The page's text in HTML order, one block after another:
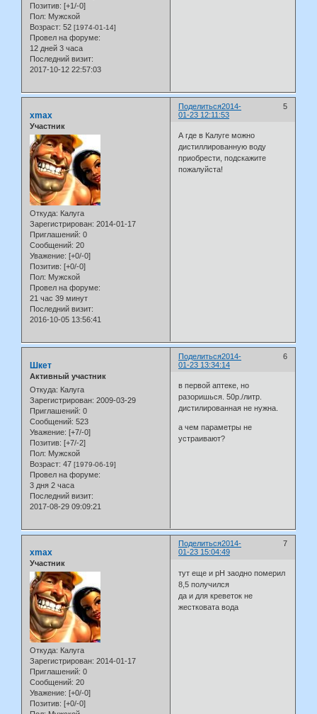
Позитив: [+1/-0]
Пол: Мужской
Возраст: 52 [1974-01-14]
Провел на форуме:
12 дней 3 часа
Последний визит:
2017-10-12 22:57:03
Поделиться 5
2014-
01-23 12:11:53
xmax
Участник
Откуда: Калуга
Зарегистрирован: 2014-01-17
Приглашений: 0
Сообщений: 20
Уважение: [+0/-0]
Позитив: [+0/-0]
Пол: Мужской
Провел на форуме:
21 час 39 минут
Последний визит:
2016-10-05 13:56:41
А где в Калуге можно
дистиллированную воду
приобрести, подскажите
пожалуйста!
Поделиться 6
2014-
01-23 13:34:14
Шкет
Активный участник
Откуда: Калуга
Зарегистрирован: 2009-03-29
Приглашений: 0
Сообщений: 523
Уважение: [+7/-0]
Позитив: [+7/-2]
Пол: Мужской
Возраст: 47 [1979-06-19]
Провел на форуме:
3 дня 2 часа
Последний визит:
2017-08-29 09:09:21
в первой аптеке, но
разоришься. 50р./литр.
дистилированная не нужна.
а чем параметры не
устраивают?
Поделиться 7
2014-
01-23 15:04:49
xmax
Участник
Откуда: Калуга
Зарегистрирован: 2014-01-17
Приглашений: 0
Сообщений: 20
Уважение: [+0/-0]
Позитив: [+0/-0]
тут еще и pH заодно померил
8,5 получился
да и для креветок не
жестковата вода